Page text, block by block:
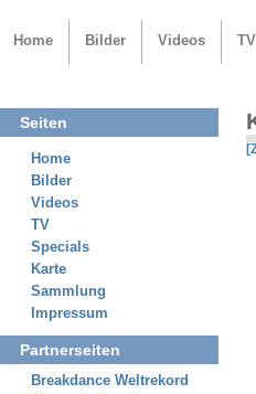
Home Bilder Videos TV
Seiten
Home
Bilder
Videos
TV
Specials
Karte
Sammlung
Impressum
Partnerseiten
Breakdance Weltrekord